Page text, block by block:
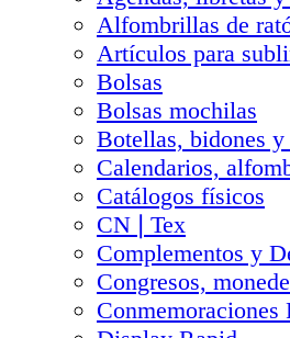
Alfombrillas de
Artículos para
Bolsas
Bolsas mochilas
Botellas, bidones y
Calendarios,
Catálogos físicos
CN❘Tex
Complementos y
Congresos,
Conmemoraciones